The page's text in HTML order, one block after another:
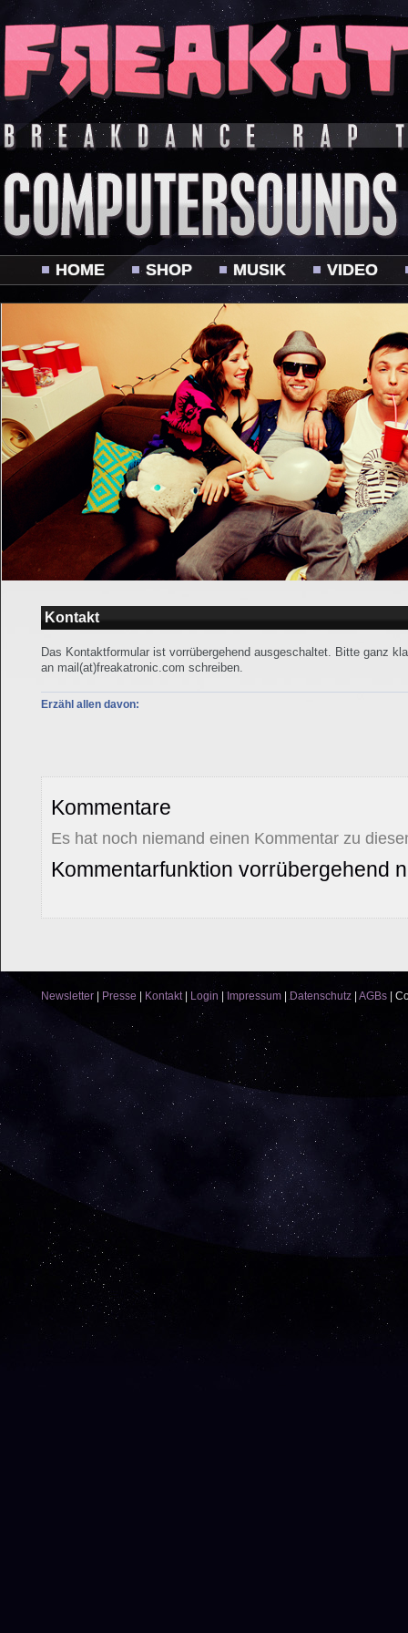
HOME SHOP MUSIK VIDEO
Kontakt
Das Kontaktformular ist vorrübergehend ausgeschaltet. Bitte ganz
an mail(at)freakatronic.com schreiben.
Erzähl allen davon:
Kommentare
Es hat noch niemand einen Kommentar zu
Kommentarfunktion vorrübergehend
Newsletter Presse Kontakt| Login Impressum |Datenschutz AGBs |